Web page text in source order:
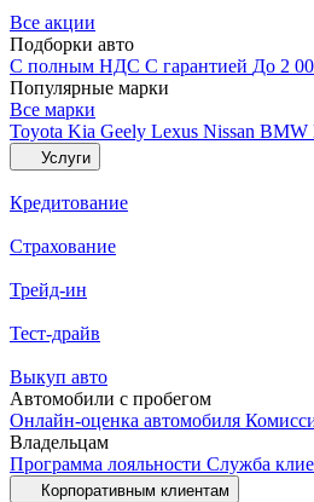
Все акции
Подборки авто
С полным НДС С гарантией До 2
Популярные марки
Все марки
Toyota Kia Geely Lexus Nissan BMW
Услуги
Кредитование
Страхование
Трейд-ин
Тест-драйв
Выкуп авто
Автомобили с пробегом
Онлайн-оценка автомобиля
Владельцам
Программа лояльности Служба
Корпоративным клиентам